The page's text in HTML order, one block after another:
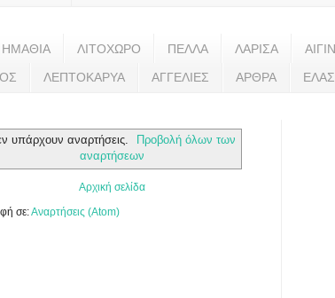
ΗΜΑΘΙΑ ΛΙΤΟΧΩΡΟ ΠΕΛΛΑ ΛΑΡΙΣΑ
ΛΕΠΤΟΚΑΡΥΑ ΑΓΓΕΛΙΕΣ ΑΡΘΡΑ
υπάρχουν αναρτήσεις.
Προβολή όλων των
αναρτήσεων
Αρχική σελίδα
σε:Αναρτήσεις (Atom)